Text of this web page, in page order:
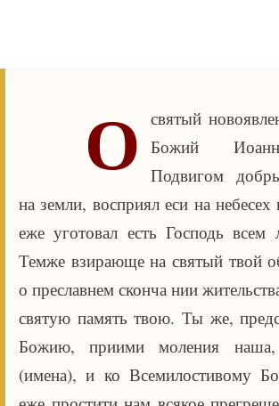
О святый
Божий
Подвигом
на земли, восприял еси на
еже уготовал есть Господь
Темже взирающе на святый твой
о преславнем сконча нии
святую память твою. Ты же,
Божию, приими моления
(имена), и ко Всемилостивому